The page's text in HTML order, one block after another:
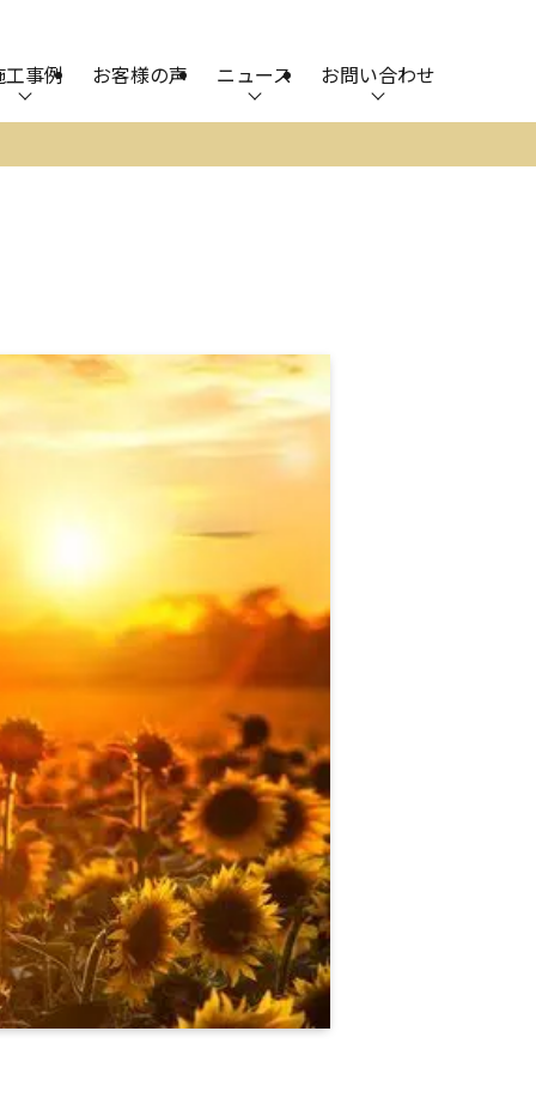
工事例 お客様の声 ニュース お問い合わせ